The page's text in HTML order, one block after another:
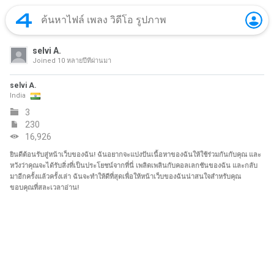
selvi A.
Joined 10 หลายปีที่ผ่านมา
selvi A.
India
3
230
16,926
ยินดีต้อนรับสู่หน้าเว็บของฉัน! ฉันอยากจะแบ่งปันเนื้อหาของฉันให้ใช้ร่วมกันกับคุณ และ
หวังว่าคุณจะได้รับสิ่งที่เป็นประโยชน์จากที่นี่ เพลิดเพลินกับคอลเลกชันของฉัน และกลับ
มาอีกครั้งแล้วครั้งเล่า ฉันจะทำให้ดีที่สุดเพื่อให้หน้าเว็บของฉันน่าสนใจสำหรับคุณ
ขอบคุณที่สละเวลาอ่าน!